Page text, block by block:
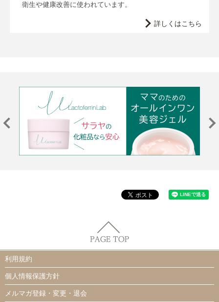
衛生や健康改善に使われています。
詳しくはこちら
利用規約
個人情報保護方針
メルマガ登録・変更・退会